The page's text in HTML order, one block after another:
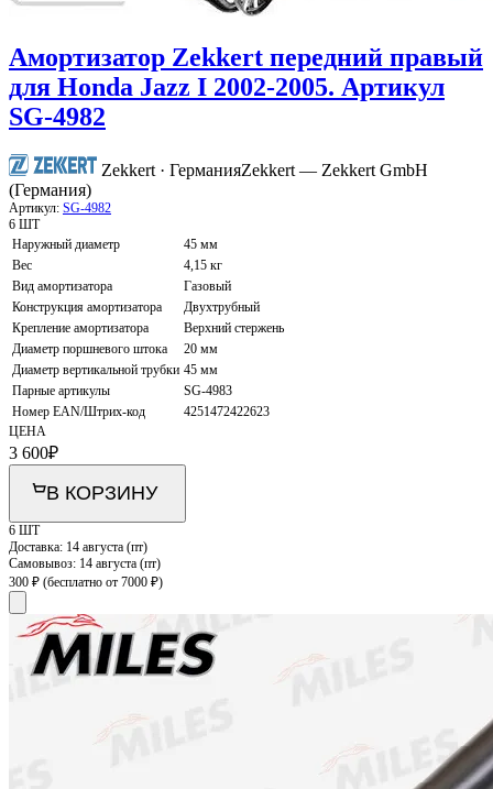
Амортизатор Zekkert передний правый
для Honda Jazz I 2002-2005. Артикул
SG-4982
Zekkert · ГерманияZekkert — Zekkert GmbH
(Германия)
Артикул: SG-4982
6 ШТ
Наружный диаметр
45 мм
Вес
4,15 кг
Вид амортизатора
Газовый
Конструкция амортизатора
Двухтрубный
Крепление амортизатора
Верхний стержень
Диаметр поршневого штока
20 мм
Диаметр вертикальной трубки 45 мм
Парные артикулы
SG-4983
Номер EAN/Штрих-код
4251472422623
ЦЕНА
3 600₽
В КОРЗИНУ
6 ШТ
Доставка: 14 августа (пт)
Самовывоз: 14 августа (пт)
300 ₽ (бесплатно от 7000 ₽)